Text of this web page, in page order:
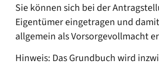
Sie können sich bei der
Eigentümer eingetragen und
allgemein als Vorsorgevollmacht
Hinweis: Das Grundbuch wird